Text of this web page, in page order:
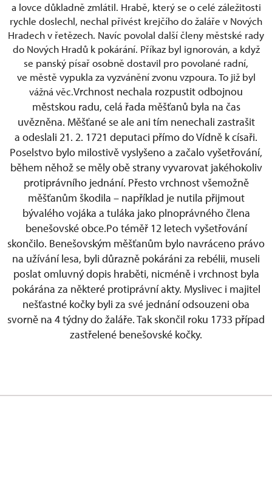
a lovce důkladně zmlátil. Hrabě, který se o celé záležitosti
rychle doslechl, nechal přivést krejčího do žaláře v Nových
Hradech v řetězech. Navíc povolal další členy městské rady
do Nových Hradů k pokárání. Příkaz byl ignorován, a když
se panský písař osobně dostavil pro povolané radní,
ve městě vypukla za vyzvánění zvonu vzpoura. To již byl
vážná věc.Vrchnost nechala rozpustit odbojnou
městskou radu, celá řada měšťanů byla na čas
uvězněna. Měšťané se ale ani tím nenechali zastrašit
a odeslali 21. 2. 1721 deputaci přímo do Vídně k císaři.
Poselstvo bylo milostivě vyslyšeno a začalo vyšetřování,
během něhož se měly obě strany vyvarovat jakéhokoliv
protiprávního jednání. Přesto vrchnost všemožně
měšťanům škodila – například je nutila přijmout
bývalého vojáka a tuláka jako plnoprávného člena
benešovské obce.Po téměř 12 letech vyšetřování
skončilo. Benešovským měšťanům bylo navráceno právo
na užívání lesa, byli důrazně pokáráni za rebélii, museli
poslat omluvný dopis hraběti, nicméně i vrchnost byla
pokárána za některé protiprávní akty. Myslivec i majitel
nešťastné kočky byli za své jednání odsouzeni oba
svorně na 4 týdny do žaláře. Tak skončil roku 1733 případ
zastřelené benešovské kočky.